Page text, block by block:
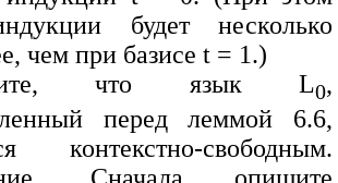
будет несколько
чем при базисе t = 1.)
что язык L0,
перед леммой 6.6,
контекстно-свободным.